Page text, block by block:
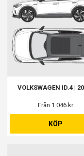
VOLKSWAGEN ID.4 |
Från 1 046 kr
KÖP